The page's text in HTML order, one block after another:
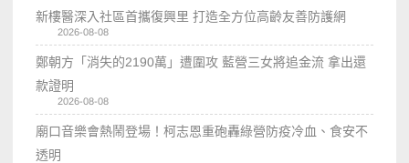
新樓醫深入社區首攜復興里 打造全方位高齡友善防護網
2026-08-08
鄭朝方「消失的2190萬」遭圍攻 藍營三女將追金流 拿出還
款證明
2026-08-08
廟口音樂會熱鬧登場！柯志恩重砲轟綠營防疫冷血、食安不
透明